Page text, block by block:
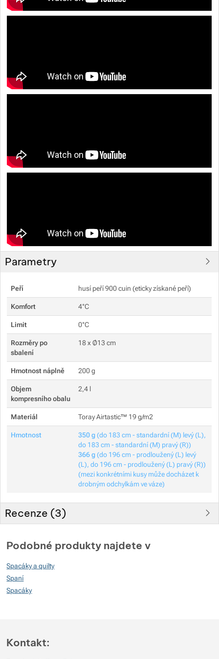
Parametry
Peří husí peří 900 cuin (eticky získané peří)
Komfort 4°C
Limit 0°C
Rozměry po
sbalení
18 x Ø13 cm
Hmotnost náplně 200 g
Objem
kompresního obalu
2,4 l
Materiál Toray Airtastic™ 19 g/m2
Hmotnost 350 g (do 183 cm - standardní (M) levý (L),
do 183 cm - standardní (M) pravý (R))
366 g (do 196 cm - prodloužený (L) levý
(L), do 196 cm - prodloužený (L) pravý (R))
(mezi konkrétními kusy může docházet k
drobným odchylkám ve váze)
Recenze (3)
73%
Podobné produkty najdete v
Spacáky a quilty
Spaní
Spacáky
Kontakt: